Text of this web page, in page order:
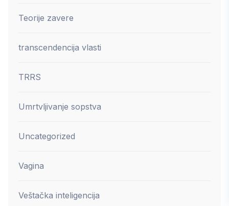
Teorije zavere
transcendencija vlasti
TRRS
Umrtvljivanje sopstva
Uncategorized
Vagina
Veštačka inteligencija